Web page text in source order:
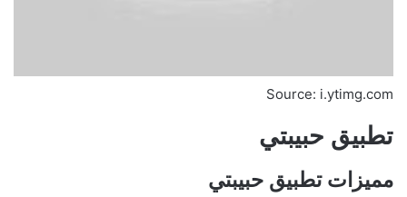
Source: i.ytimg.com
تطبيق حبيبتي
مميزات تطبيق حبيبتي